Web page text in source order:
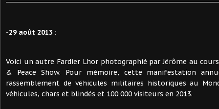
-29 août 2013 :
Voici un autre Fardier Lhor photographié par Jérôme au
& Peace Show. Pour mémoire, cette manifestation
rassemblement de véhicules militaires historiques au
véhicules, chars et blindés et 100 000 visiteurs en 2013.